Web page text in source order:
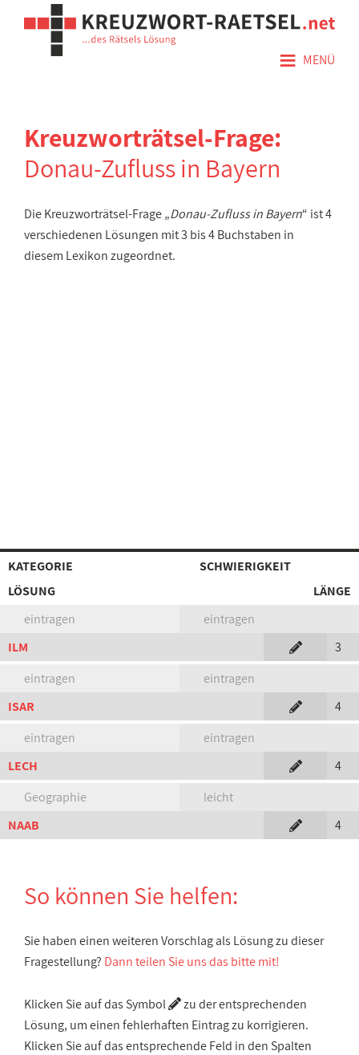
≡ MENÜ
Kreuzworträtsel-Frage:
Donau-Zufluss in Bayern
Die Kreuzworträtsel-Frage „Donau-Zufluss in Bayern“ ist 4
verschiedenen Lösungen mit 3 bis 4 Buchstaben in
diesem Lexikon zugeordnet.
KATEGORIE
SCHWIERIGKEIT
LÖSUNG
LÄNGE
eintragen
eintragen
ILM
3
eintragen
eintragen
ISAR
4
eintragen
eintragen
LECH
4
Geographie
leicht
NAAB
4
So können Sie helfen:
Sie haben einen weiteren Vorschlag als Lösung zu dieser
Fragestellung? Dann teilen Sie uns das bitte mit!
Klicken Sie auf das Symbol
zu der entsprechenden
Lösung, um einen fehlerhaften Eintrag zu korrigieren.
Klicken Sie auf das entsprechende Feld in den Spalten